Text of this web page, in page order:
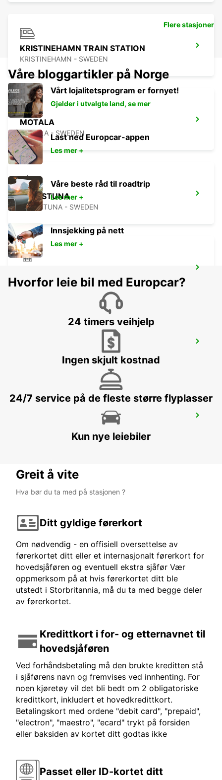
KRISTINEHAMN TRAIN STATION
KRISTINEHAMN - SWEDEN
MOTALA
MOTALA - SWEDEN
ESKILSTUNA
ESKILSTUNA - SWEDEN
KARLSTAD - SWEDEN
MARIESTAD - SWEDEN
SECO TOOLS DELIVERY
Flere stasjoner
Våre bloggartikler på Norge
Vårt lojalitetsprogram er fornyet!
Gjelder i utvalgte land, se mer
Last ned Europcar-appen
Les mer +
Våre beste råd til roadtrip
Les mer +
Innsjekking på nett
Les mer +
Hvorfor leie bil med Europcar?
24 timers veihjelp
Ingen skjult kostnad
24/7 service på de fleste større flyplasser
Kun nye leiebiler
Greit å vite
Hva bør du ta med på stasjonen ?
Ditt gyldige førerkort
Om nødvendig - en offisiell oversettelse av
førerkortet ditt eller et internasjonalt førerkort for
hovedsjåføren og eventuell ekstra sjåfør Vær
oppmerksom på at hvis førerkortet ditt ble
utstedt i Storbritannia, må du ta med begge deler
av førerkortet.
Kredittkort i for- og etternavnet til
hovedsjåføren
Ved forhåndsbetaling må den brukte kreditten stå
i sjåførens navn og fremvises ved innhenting. For
noen kjøretøy vil det bli bedt om 2 obligatoriske
kredittkort, inkludert et hovedkredittkort.
Betalingskort med ordene "debit card", "prepaid",
"electron", "maestro", "ecard" trykt på forsiden
eller baksiden av kortet ditt godtas ikke
Passet eller ID-kortet ditt